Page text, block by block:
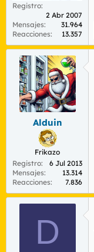
Registro
2 Abr 2007
Mensajes
31.964
Reacciones
13.357
Alduin
Frikazo
Registro
6 Jul 2013
Mensajes
13.314
Reacciones
7.836
D